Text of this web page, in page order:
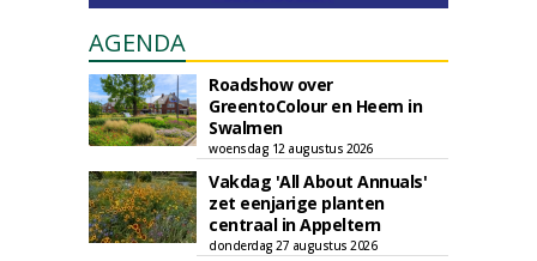
AGENDA
Roadshow over
GreentoColour en Heem in
Swalmen
woensdag 12 augustus 2026
Vakdag 'All About Annuals'
zet eenjarige planten
centraal in Appeltern
donderdag 27 augustus 2026